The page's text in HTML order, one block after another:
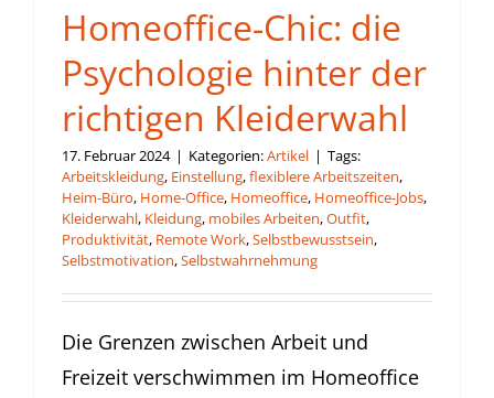
Homeoffice-Chic: die
Psychologie hinter der
richtigen Kleiderwahl
17. Februar 2024 | Kategorien:Artikel | Tags:
Arbeitskleidung, Einstellung,flexiblere Arbeitszeiten,
Heim-Büro, Home-Office, Homeoffice, Homeoffice-Jobs,
Kleiderwahl, Kleidung, mobiles Arbeiten,Outfit,
Produktivität, Remote Work,Selbstbewusstsein,
Selbstmotivation,Selbstwahrnehmung
Die Grenzen zwischen Arbeit und
Freizeit verschwimmen im Homeoffice